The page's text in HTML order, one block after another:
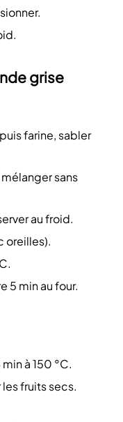
grise
farine, sabler
sans
au froid.
oreilles).
5 min au four.
à 150 °C.
les fruits secs.